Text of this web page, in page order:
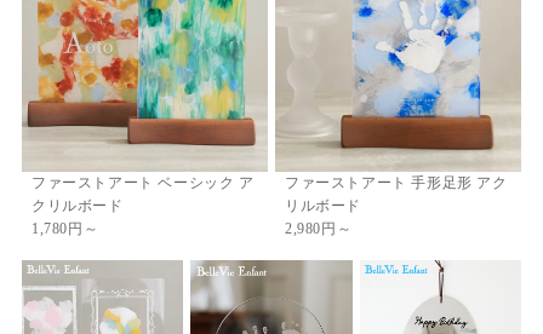
ファーストアート ベーシック ア
クリルボード
1,780円～
ファーストアート 手形足形 アク
リルボード
2,980円～